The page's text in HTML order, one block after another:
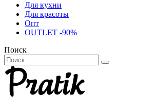
Для кухни
Для красоты
Опт
OUTLET -90%
Поиск